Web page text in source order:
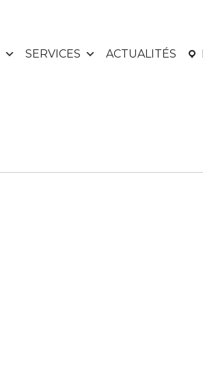
SERVICES ACTUALITÉS